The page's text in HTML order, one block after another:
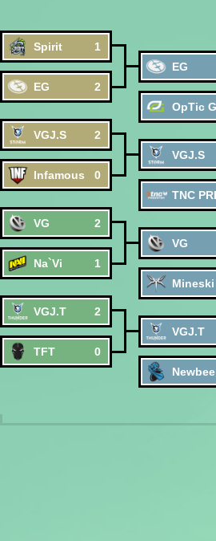
Spirit 1
EG 2
VGJ.S 2
Infamous 0
VG 2
Na`Vi 1
VGJ.T 2
TFT 0
EG
VGJ.S
VG
Mineski
VGJ.T
Newbee